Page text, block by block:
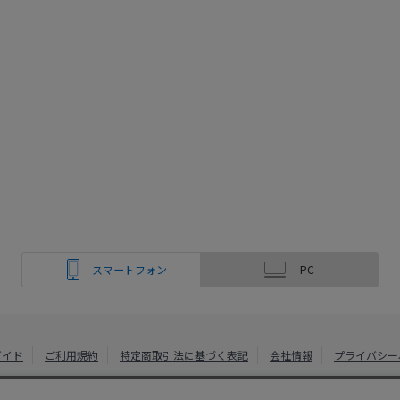
スマートフォン PC
ド ご利用規約 特定商取引法に基づく表記 会社情報 プライバシ